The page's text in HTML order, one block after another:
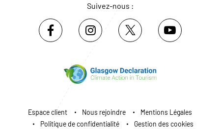
Suivez-nous :
Espace client Nous rejoindre
Mentions Légales
Politique de confidentialité
Gestion des cookies